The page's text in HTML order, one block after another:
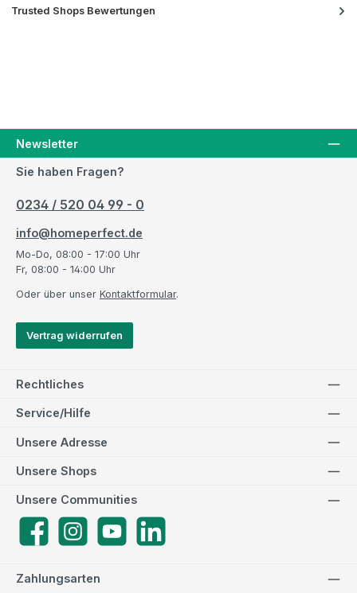
Trusted Shops Bewertungen
Newsletter
Sie haben Fragen?
0234 / 520 04 99 - 0
info@homeperfect.de
Mo-Do, 08:00 - 17:00 Uhr
Fr, 08:00 - 14:00 Uhr
Oder über unser Kontaktformular.
Vertrag widerrufen
Rechtliches
Service/Hilfe
Zahlungsarten
Unsere Adresse
Unsere Communities
FacebookInstagramYouTube
Unsere Shops